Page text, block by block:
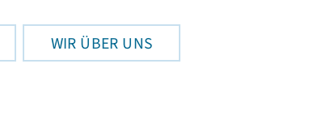
WIR ÜBER UNS